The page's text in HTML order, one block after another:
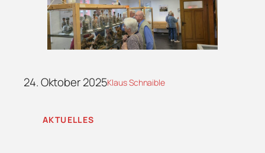
24. Oktober 2025Klaus Schnaible
AKTUELLES